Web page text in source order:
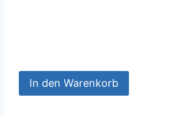
In den Warenkorb